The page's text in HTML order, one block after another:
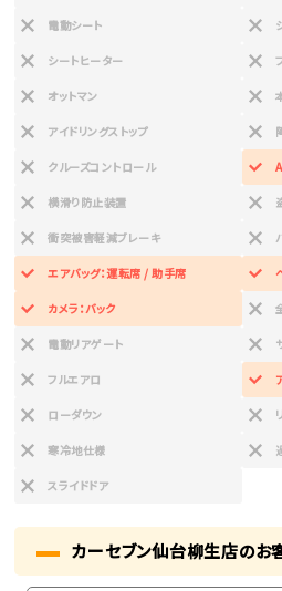
電動シート
シートヒーター
オットマン
アイドリングストップ
クルーズコントロール
横滑り防止装置
衝突被害軽減ブレーキ
エアバッグ：運転席 / 助手席
カメラ：バック
電動リアゲート
フルエアロ
ローダウン
寒冷地仕様
スライドドア
カーセブン仙台柳生店のお